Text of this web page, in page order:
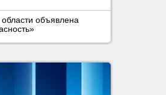
объявлена